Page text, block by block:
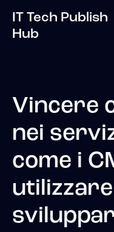
IT Tech Publish
Hub
Vincere
nei
come i